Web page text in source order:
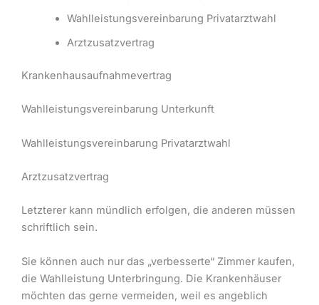
Wahlleistungsvereinbarung Privatarztwahl
Arztzusatzvertrag
Krankenhausaufnahmevertrag
Wahlleistungsvereinbarung Unterkunft
Wahlleistungsvereinbarung Privatarztwahl
Arztzusatzvertrag
Letzterer kann mündlich erfolgen, die anderen müssen
schriftlich sein.
Sie können auch nur das „verbesserte“ Zimmer kaufen,
die Wahlleistung Unterbringung. Die Krankenhäuser
möchten das gerne vermeiden, weil es angeblich